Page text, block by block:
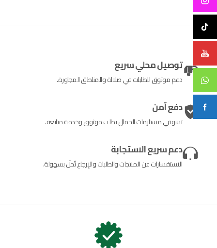
توصيل محلي سريع
دعم موثوق للطلبات في صلالة والمناطق المجاورة.
دفع آمن
تسوقي مستلزمات الجمال بطلب موثوق وخدمة متابعة.
دعم سريع الاستجابة
الاستفسارات عن المنتجات والطلبات والإرجاع تُحلّ بسهولة.